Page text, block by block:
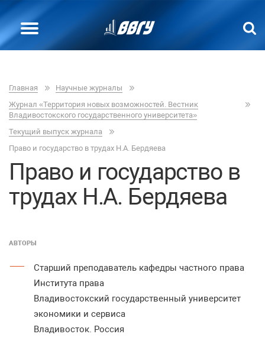
Главная
Научные журналы
Журнал «Территория новых возможностей. Вестник
Владивостокского государственного университета»
Текущий выпуск журнала
Право и государство в трудах Н.А. Бердяева
Право и государство в
трудах Н.А. Бердяева
АВТОРЫ
Старший преподаватель кафедры частного права
Института права
Владивостокский государственный университет
экономики и сервиса
Владивосток. Россия